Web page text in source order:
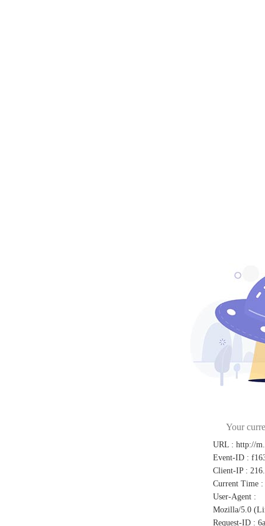
Your
URL : http://
Event-ID :
Client-IP :
Current Time :
User-Agent :
Mozilla/5.0
Request-ID :